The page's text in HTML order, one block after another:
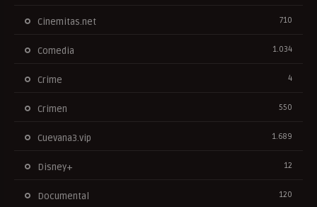
Cinemitas.net 710
Comedia 1.034
Crime 4
Crimen 550
Cuevana3.vip 1.689
Disney+ 12
Documental 120